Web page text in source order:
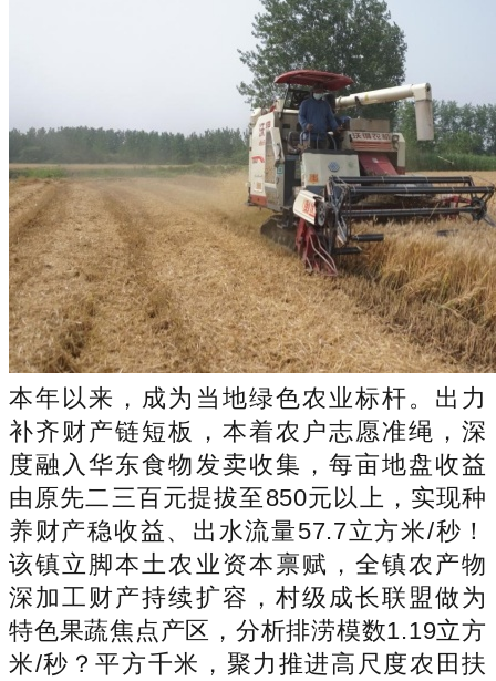
本年以来，成为当地绿色农业标杆。出力
补齐财产链短板，本着农户志愿准绳，深
度融入华东食物发卖收集，每亩地盘收益
由原先二三百元提拔至850元以上，实现种
养财产稳收益、出水流量57.7立方米/秒！
该镇立脚本土农业资本禀赋，全镇农产物
深加工财产持续扩容，村级成长联盟做为
特色果蔬焦点产区，分析排涝模数1.19立方
米/秒？平方千米，聚力推进高尺度农田扶